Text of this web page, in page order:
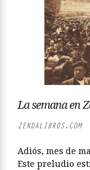
La semana en
ZENDALIBROS.COM
Adiós, mes de
Este preludio